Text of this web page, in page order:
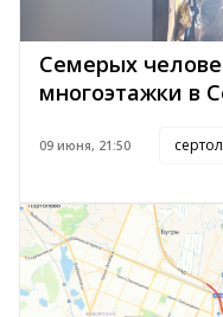
Семерых
многоэтажки в
09 июня, 21:50